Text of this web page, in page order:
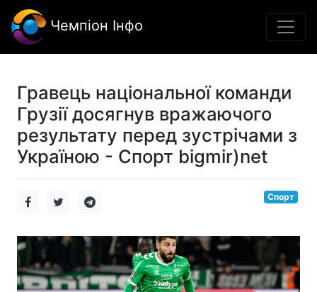
Чемпіон Інфо
Гравець національної команди
Грузії досягнув вражаючого
результату перед зустрічами з
Україною - Спорт bigmir)net
Спорт